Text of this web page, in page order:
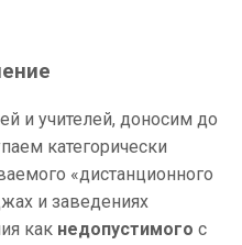
и учителей, доносим до
категорически
«дистанционного
и заведениях
как недопустимого с